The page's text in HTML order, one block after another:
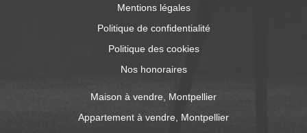
Mentions légales
Politique de confidentialité
Politique des cookies
Nos honoraires
Maison à vendre, Montpellier
Appartement à vendre, Montpellier